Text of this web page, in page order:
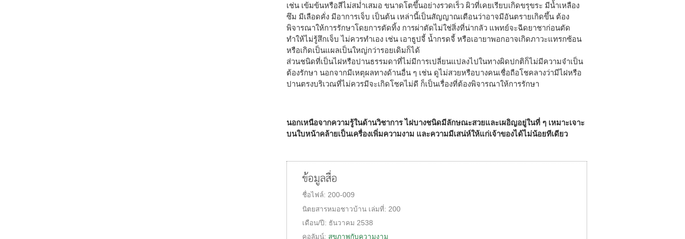
เช่น เข้มข้นหรือสีไม่สม่ำเสมอ ขนาดโตขึ้นอย่างรวดเร็ว ผิวที่เคยเรียบเกิดขรุขระ มีน้ำเหลือง
ซึม มีเลือดคั่ง มีอาการเจ็บ เป็นต้น เหล่านี้เป็นสัญญาณเตือนว่าอาจมีอันตรายเกิดขึ้น ต้อง
พิจารณาให้การรักษาโดยการตัดทิ้ง การผ่าตัดไม่ใช่สิ่งที่น่ากลัว แพทย์จะฉีดยาชาก่อนตัด
ทำให้ไม่รู้สึกเจ็บ ไม่ควรทำเอง เช่น เอาธูปจี้ น้ำกรดจี้ หรือเอายาพอกอาจเกิดภาวะแทรกซ้อน
หรือเกิดเป็นแผลเป็นใหญ่กว่ารอยเดิมก็ได้
ส่วนชนิดที่เป็นไฝหรือปานธรรมดาที่ไม่มีการเปลี่ยนแปลงไปในทางผิดปกติก็ไม่มีความจำเป็น
ต้องรักษา นอกจากมีเหตุผลทางด้านอื่น ๆ เช่น ดูไม่สวยหรือบางคนเชื่อถือโชคลางว่ามีไฝหรือ
ปานตรงบริเวณที่ไม่ควรมีจะเกิดโชคไม่ดี ก็เป็นเรื่องที่ต้องพิจารณาให้การรักษา
นอกเหนือจากความรู้ในด้านวิชาการ ไฝบางชนิดมีลักษณะสวยและเผอิญอยู่ในที่ ๆ เหมาะเจาะ
บนใบหน้าคล้ายเป็นเครื่องเพิ่มความงาม และความมีเสน่ห์ให้แก่เจ้าของได้ไม่น้อยทีเดียว
ข้อมูลสื่อ
ชื่อไฟล์: 200-009
นิตยสารหมอชาวบ้าน เล่มที่: 200
เดือน/ปี: ธันวาคม 2538
คอลัมน์: สุขภาพกับความงาม